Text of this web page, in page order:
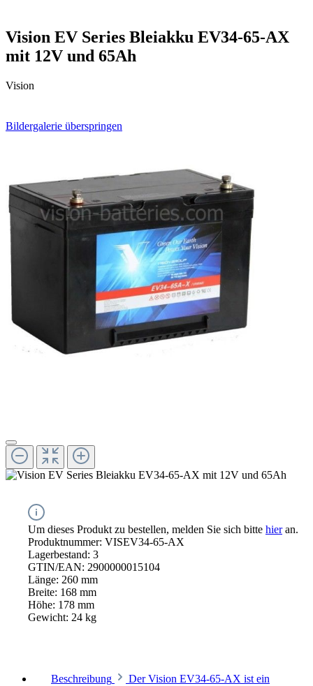
Vision EV Series Bleiakku EV34-65-AX
mit 12V und 65Ah
Vision
Bildergalerie überspringen
Um dieses Produkt zu bestellen, melden Sie sich bitte hieran.
Produktnummer: VISEV34-65-AX
Lagerbestand: 3
GTIN/EAN: 2900000015104
Länge: 260 mm
Breite: 168 mm
Höhe: 178 mm
Gewicht: 24 kg
Beschreibung
Der Vision EV34-65-AX ist ein